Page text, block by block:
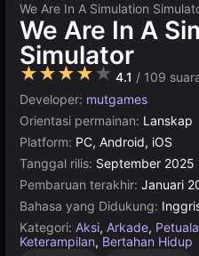
We Are In A Simulation
We Are In A
Simulator
★★★★★ 4.1 / 109
Developer: mutgames
Orientasi permainan: Lanskap
Platform: PC, Android, iOS
Tanggal rilis: September 2025
Pembaruan terakhir: Januari
Bahasa yang Didukung:
Kategori: Aksi, Arkade,
Keterampilan, Bertahan Hidup